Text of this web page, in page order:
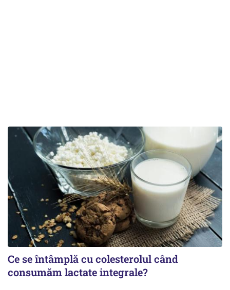
Ce se întâmplă cu colesterolul când
consumăm lactate integrale?